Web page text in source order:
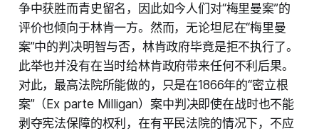
争中获胜而青史留名，因此如今人们对“梅里曼案”的
评价也倾向于林肯一方。然而，无论坦尼在“梅里曼
案”中的判决明智与否，林肯政府毕竟是拒不执行了。
此举也并没有在当时给林肯政府带来任何不利后果。
对此，最高法院所能做的，只是在1866年的“密立根
案”（Ex parte Milligan）案中判决即使在战时也不能
剥夺宪法保障的权利，在有平民法院的情况下，不应